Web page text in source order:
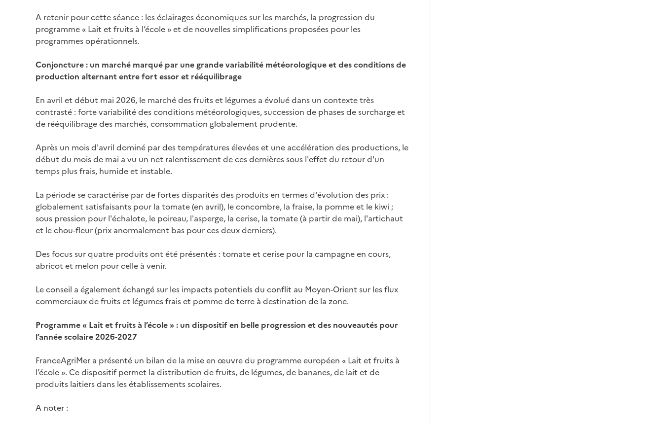
A retenir pour cette séance : les éclairages économiques sur les marchés, la progression du
programme « Lait et fruits à l’école » et de nouvelles simplifications proposées pour les
programmes opérationnels.
Conjoncture : un marché marqué par une grande variabilité météorologique et des conditions de
production alternant entre fort essor et rééquilibrage
En avril et début mai 2026, le marché des fruits et légumes a évolué dans un contexte très
contrasté : forte variabilité des conditions météorologiques, succession de phases de surcharge et
de rééquilibrage des marchés, consommation globalement prudente.
Après un mois d'avril dominé par des températures élevées et une accélération des productions, le
début du mois de mai a vu un net ralentissement de ces dernières sous l'effet du retour d'un
temps plus frais, humide et instable.
La période se caractérise par de fortes disparités des produits en termes d'évolution des prix :
globalement satisfaisants pour la tomate (en avril), le concombre, la fraise, la pomme et le kiwi ;
sous pression pour l'échalote, le poireau, l'asperge, la cerise, la tomate (à partir de mai), l'artichaut
et le chou-fleur (prix anormalement bas pour ces deux derniers).
Des focus sur quatre produits ont été présentés : tomate et cerise pour la campagne en cours,
abricot et melon pour celle à venir.
Le conseil a également échangé sur les impacts potentiels du conflit au Moyen-Orient sur les flux
commerciaux de fruits et légumes frais et pomme de terre à destination de la zone.
Programme « Lait et fruits à l’école » : un dispositif en belle progression et des nouveautés pour
l’année scolaire 2026-2027
FranceAgriMer a présenté un bilan de la mise en œuvre du programme européen « Lait et fruits à
l’école ». Ce dispositif permet la distribution de fruits, de légumes, de bananes, de lait et de
produits laitiers dans les établissements scolaires.
A noter :